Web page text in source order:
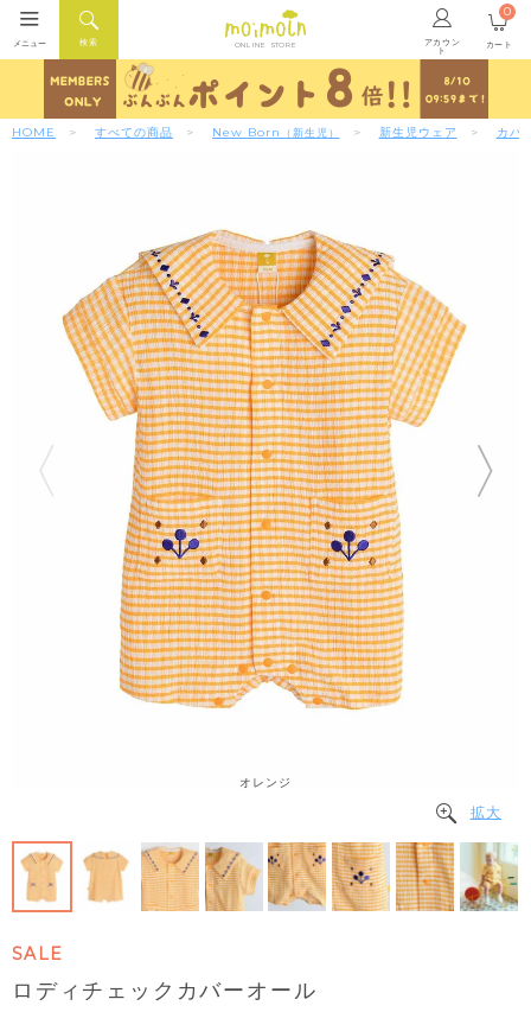
ONLINE STORE アカウン
ト
検索
メニュー カート
0
HOME すべての商品 New Born （新生児） 新生児ウェア カバ
オレンジ
拡大
SALE
ロディチェックカバーオール